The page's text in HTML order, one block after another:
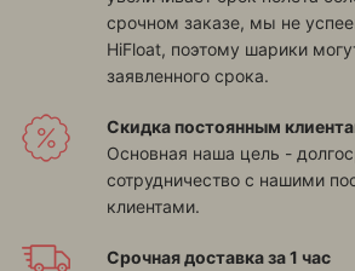
срочном заказе, мы не
HiFloat, поэтому шарики
заявленного срока.
Скидка постоянным
Основная наша цель -
сотрудничество с нашими
клиентами.
Срочная доставка за 1 час